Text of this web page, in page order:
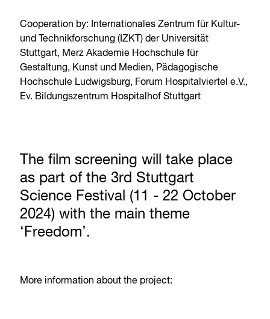
Cooperation by: Internationales Zentrum für Kultur-
und Technikforschung (IZKT) der Universität
Stuttgart, Merz Akademie Hochschule für
Gestaltung, Kunst und Medien, Pädagogische
Hochschule Ludwigsburg, Forum Hospitalviertel e.V.,
Ev. Bildungszentrum Hospitalhof Stuttgart
The film screening will take place
as part of the3rd Stuttgart
Science Festival (11 - 22 October
2024) with the main theme
‘Freedom’.
More information about the project: